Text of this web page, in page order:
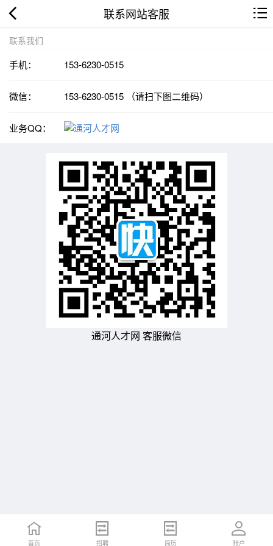
联系网站客服
联系我们
手机： 153-6230-0515
微信： 153-6230-0515 （请扫下图二维码）
业务QQ：
通河人才网 客服微信
首页 招聘 简历 账户